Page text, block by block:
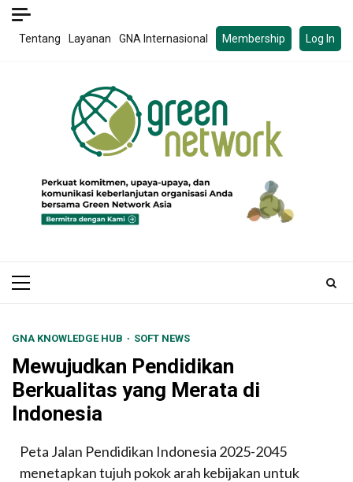
Skip
Tentang Layanan GNA Internasional Membership Log In
Primary
GNA KNOWLEDGE HUB SOFT NEWS
Mewujudkan Pendidikan
Berkualitas yang Merata di
Indonesia
Peta Jalan Pendidikan Indonesia 2025-2045
menetapkan tujuh pokok arah kebijakan untuk